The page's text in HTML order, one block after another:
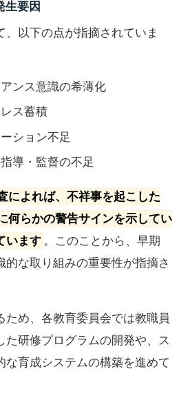
生要因
以下の点が指摘されていま
ンス意識の希薄化
ス蓄積
ション不足
導・監督の不足
によれば、不祥事を起こした
何らかの警告サインを示してい
います 。このことから、早期
的な取り組みの重要性が指摘さ
ため、各教育委員会では教職員
た研修プログラムの開発や、ス
な育成システムの構築を進めて